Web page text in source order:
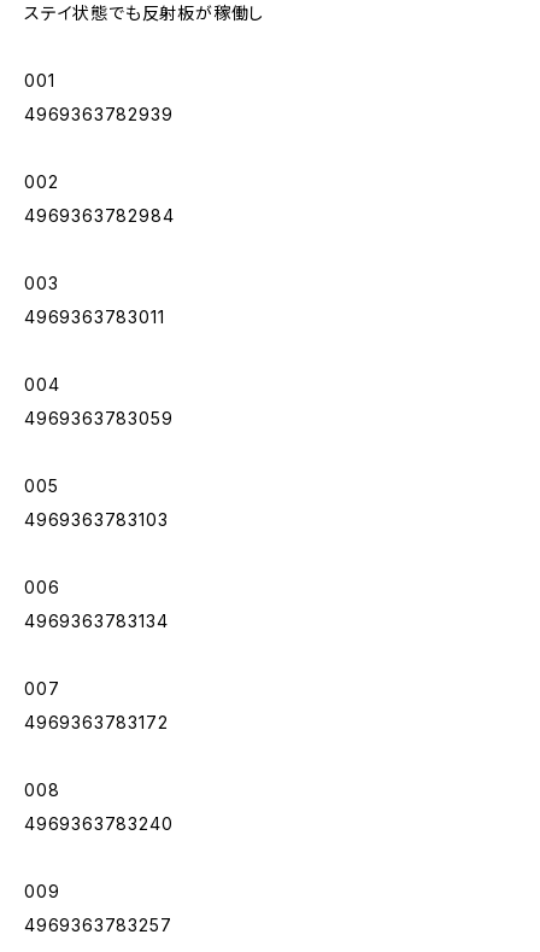
ステイ状態でも反射板が稼働し
001
4969363782939
002
4969363782984
003
4969363783011
004
4969363783059
005
4969363783103
006
4969363783134
007
4969363783172
008
4969363783240
009
4969363783257